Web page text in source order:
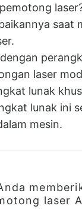
saat
laser
lunak
lunak ini
mesin.
laser